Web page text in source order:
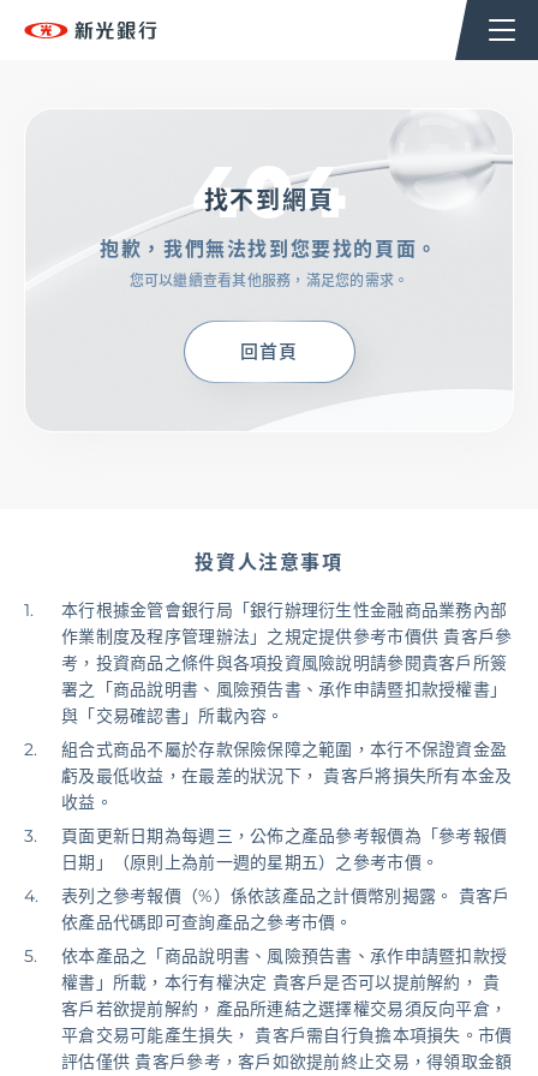
TSHoldingsGroup
OMNI-U
貸款
財富管理/信託/保險
數位生活
登入
404
找不到網頁
抱歉，我們無法找到您要找的頁面。
您可以繼續查看其他服務，滿足您的需求。
回首頁
投資人注意事項
本行根據金管會銀行局「銀行辦理衍生性金融商品業務內部
作業制度及程序管理辦法」之規定提供參考市價供 貴客戶參
考，投資商品之條件與各項投資風險說明請參閱貴客戶所簽
署之「商品說明書、風險預告書、承作申請暨扣款授權書」
與「交易確認書」所載內容。
組合式商品不屬於存款保險保障之範圍，本行不保證資金盈
虧及最低收益，在最差的狀況下， 貴客戶將損失所有本金及
收益。
頁面更新日期為每週三，公佈之產品參考報價為「參考報價
日期」（原則上為前一週的星期五）之參考市價。
表列之參考報價（%）係依該產品之計價幣別揭露。 貴客戶
依產品代碼即可查詢產品之參考市價。
依本產品之「商品說明書、風險預告書、承作申請暨扣款授
權書」所載，本行有權決定 貴客戶是否可以提前解約， 貴
客戶若欲提前解約，產品所連結之選擇權交易須反向平倉，
平倉交易可能產生損失， 貴客戶需自行負擔本項損失。市價
評估僅供 貴客戶參考，客戶如欲提前終止交易，得領取金額